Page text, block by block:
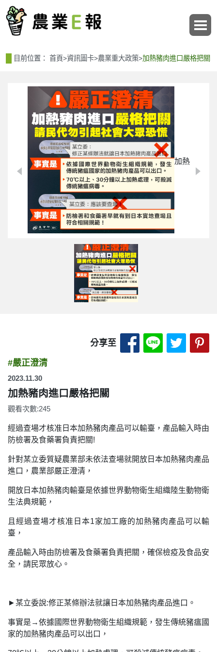
目前位置： 首頁>資訊圖卡>農業重大政策>加熱豬肉進口嚴格把關
加熱
分享至 分享至 Facebook-
分享至分享
#嚴正澄清
2023.11.30
加熱豬肉進口嚴格把關
觀看次數:245
經過查場才核准日本加熱豬肉產品可以輸臺，產品輸入時由
防檢署及食藥署負責把關!
針對某立委質疑農業部未依法查場就開放日本加熱豬肉產品
進口，農業部嚴正澄清，
開放日本加熱豬肉輸臺是依據世界動物衛生組織陸生動物衛
生法典規範，
且經過查場才核准日本1家加工廠的加熱豬肉產品可以輸
臺，
產品輸入時由防檢署及食藥署負責把關，確保檢疫及食品安
全，請民眾放心。
►某立委說:修正某條辦法就讓日本加熱豬肉產品進口。
事實是→依據國際世界動物衛生組織規範，發生傳統豬瘟國
家的加熱豬肉產品可以出口，